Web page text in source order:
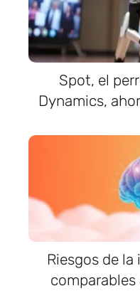
Spot, el
Dynamics,
Riesgos de